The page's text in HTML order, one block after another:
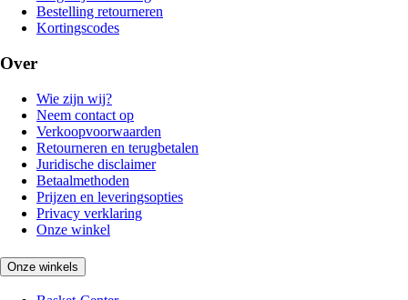
Bestelling retourneren
Kortingscodes
Over
Wie zijn wij?
Neem contact op
Verkoopvoorwaarden
Retourneren en terugbetalen
Juridische disclaimer
Betaalmethoden
Prijzen en leveringsopties
Privacy verklaring
Onze winkel
Onze winkels